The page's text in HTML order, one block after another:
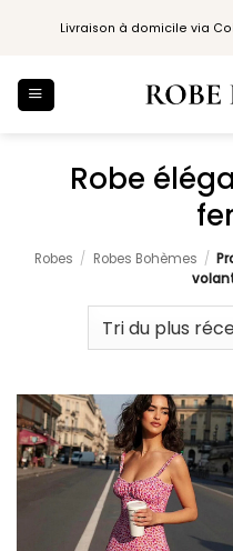
Livraison à domicile via
Robe
Robes / Robes Bohèmes /